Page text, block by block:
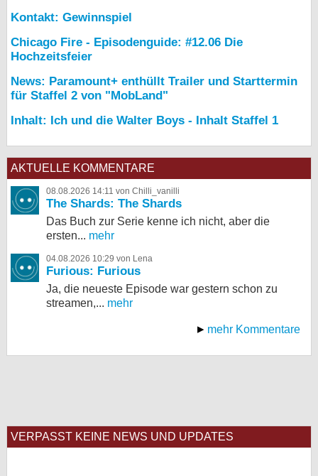
Kontakt: Gewinnspiel
Chicago Fire - Episodenguide: #12.06 Die
Hochzeitsfeier
News: Paramount+ enthüllt Trailer und Starttermin
für Staffel 2 von "MobLand"
Inhalt: Ich und die Walter Boys - Inhalt Staffel 1
AKTUELLE KOMMENTARE
08.08.2026 14:11 von Chilli_vanilli
The Shards: The Shards
Das Buch zur Serie kenne ich nicht, aber die
ersten... mehr
04.08.2026 10:29 von Lena
Furious: Furious
Ja, die neueste Episode war gestern schon zu
streamen,... mehr
mehr Kommentare
VERPASST KEINE NEWS UND UPDATES